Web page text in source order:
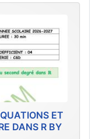
ET
DANS R BY